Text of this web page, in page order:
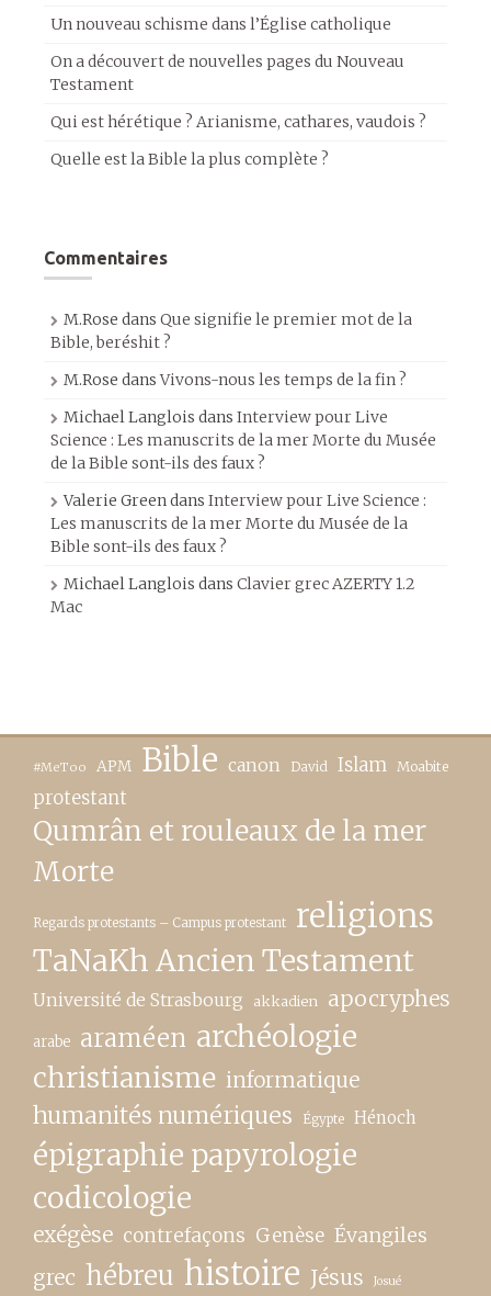
Un nouveau schisme dans l’Église catholique
On a découvert de nouvelles pages du Nouveau
Testament
Qui est hérétique ? Arianisme, cathares, vaudois ?
Quelle est la Bible la plus complète ?
Commentaires
M.Rose dans Que signifie le premier mot de la
Bible, beréshit ?
M.Rose dansVivons-nous les temps de la fin ?
Michael Langlois dans Interview pour Live
Science : Les manuscrits de la mer Morte du Musée
de la Bible sont-ils des faux ?
Valerie Greendans Interview pour Live Science :
Les manuscrits de la mer Morte du Musée de la
Bible sont-ils des faux ?
Michael Langlois dans Clavier grec AZERTY 1.2
Mac
#MeToo APM Bible canon David Islam Moabite
protestant
Qumrân et rouleaux de la mer
Morte
Regards protestants – Campus protestant religions
TaNaKh Ancien Testament
Université de Strasbourg akkadien apocryphes
arabe araméen archéologie
christianisme informatique
humanités numériques Égypte Hénoch
épigraphie papyrologie
codicologie
exégèse contrefaçons Genèse Évangiles
grec hébreu histoire Jésus Josué